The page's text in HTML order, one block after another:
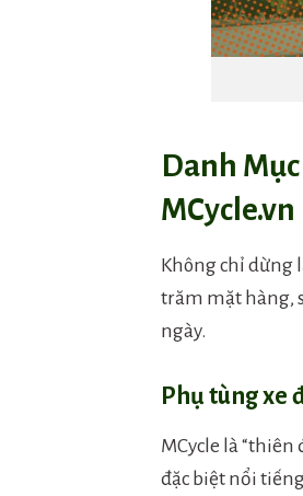
Danh
MCycle.vn
Không chỉ dừng
trăm mặt hàng,
ngày.
Phụ tùng xe
MCycle là
đặc biệt nổi